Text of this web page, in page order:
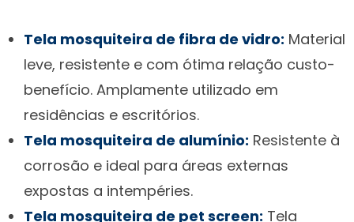
Tela mosquiteira de fibra de vidro: Material
leve, resistente e com ótima relação custo-
benefício. Amplamente utilizado em
residências e escritórios.
Tela mosquiteira de alumínio: Resistente à
corrosão e ideal para áreas externas
expostas a intempéries.
Tela mosquiteira de pet screen: Tela